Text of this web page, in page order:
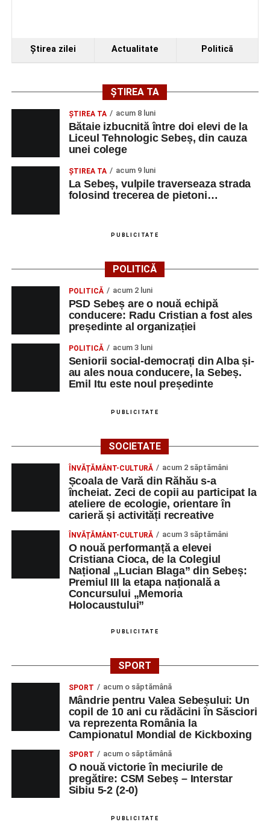
Ştirea zilei Actualitate Politică
ȘTIREA TA
ŞTIREA TA acum 8 luni
Bătaie izbucnită între doi elevi de la
Liceul Tehnologic Sebeș, din cauza
unei colege
ŞTIREA TA acum 9 luni
La Sebeș, vulpile traverseaza strada
folosind trecerea de pietoni…
PUBLICITATE
POLITICĂ
POLITICĂ acum 2 luni
PSD Sebeș are o nouă echipă
conducere: Radu Cristian a fost ales
președinte al organizației
POLITICĂ acum 3 luni
Seniorii social-democrați din Alba și-
au ales noua conducere, la Sebeș.
Emil Itu este noul președinte
PUBLICITATE
SOCIETATE
ÎNVĂȚĂMÂNT-CULTURĂ acum 2 săptămâni
Școala de Vară din Răhău s-a
încheiat. Zeci de copii au participat la
ateliere de ecologie, orientare în
carieră și activități recreative
ÎNVĂȚĂMÂNT-CULTURĂ acum 3 săptămâni
O nouă performanță a elevei
Cristiana Cioca, de la Colegiul
Național „Lucian Blaga” din Sebeș:
Premiul III la etapa națională a
Concursului „Memoria
Holocaustului”
PUBLICITATE
SPORT
SPORT acum o săptămână
Mândrie pentru Valea Sebeșului: Un
copil de 10 ani cu rădăcini în Săsciori
va reprezenta România la
Campionatul Mondial de Kickboxing
SPORT acum o săptămână
O nouă victorie în meciurile de
pregătire: CSM Sebeș – Interstar
Sibiu 5-2 (2-0)
PUBLICITATE